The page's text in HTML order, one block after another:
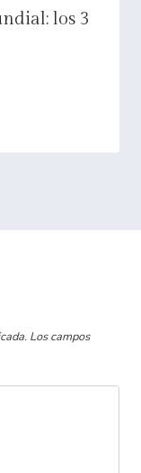
los 3
Los campos